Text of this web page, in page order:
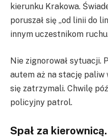
kierunku Krakowa.
poruszał się „od linii do
innym uczestnikom
Nie zignorował sytuacji.
autem aż na stację paliw
się zatrzymali. Chwilę
policyjny patrol.
Spał za